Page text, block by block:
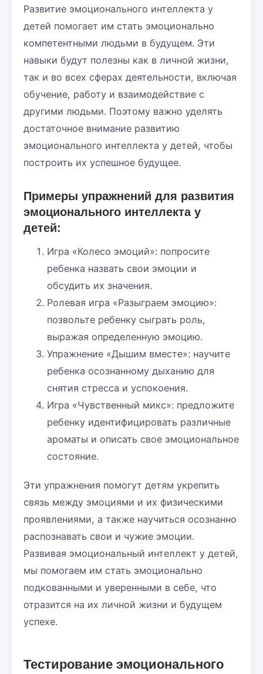
Развитие эмоционального интеллекта у
детей помогает им стать эмоционально
компетентными людьми в будущем. Эти
навыки будут полезны как в личной жизни,
так и во всех сферах деятельности, включая
обучение, работу и взаимодействие с
другими людьми. Поэтому важно уделять
достаточное внимание развитию
эмоционального интеллекта у детей, чтобы
построить их успешное будущее.
Примеры упражнений для развития
эмоционального интеллекта у
детей:
Игра «Колесо эмоций»: попросите
ребенка назвать свои эмоции и
обсудить их значения.
Ролевая игра «Разыграем эмоцию»:
позвольте ребенку сыграть роль,
выражая определенную эмоцию.
Упражнение «Дышим вместе»: научите
ребенка осознанному дыханию для
снятия стресса и успокоения.
Игра «Чувственный микс»: предложите
ребенку идентифицировать различные
ароматы и описать свое эмоциональное
состояние.
Эти упражнения помогут детям укрепить
связь между эмоциями и их физическими
проявлениями, а также научиться осознанно
распознавать свои и чужие эмоции.
Развивая эмоциональный интеллект у детей,
мы помогаем им стать эмоционально
подкованными и уверенными в себе, что
отразится на их личной жизни и будущем
успехе.
Тестирование эмоционального